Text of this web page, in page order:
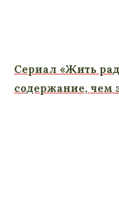
Сериал «Жить
содержание, чем